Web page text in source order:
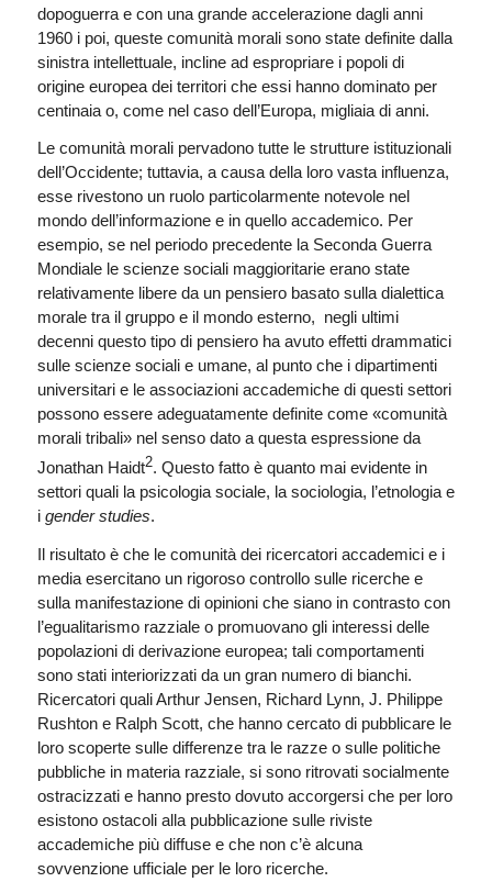
dopoguerra e con una grande accelerazione dagli anni
1960 i poi, queste comunità morali sono state definite dalla
sinistra intellettuale, incline ad espropriare i popoli di
origine europea dei territori che essi hanno dominato per
centinaia o, come nel caso dell’Europa, migliaia di anni.
Le comunità morali pervadono tutte le strutture istituzionali
dell’Occidente; tuttavia, a causa della loro vasta influenza,
esse rivestono un ruolo particolarmente notevole nel
mondo dell’informazione e in quello accademico. Per
esempio, se nel periodo precedente la Seconda Guerra
Mondiale le scienze sociali maggioritarie erano state
relativamente libere da un pensiero basato sulla dialettica
morale tra il gruppo e il mondo esterno, negli ultimi
decenni questo tipo di pensiero ha avuto effetti drammatici
sulle scienze sociali e umane, al punto che i dipartimenti
universitari e le associazioni accademiche di questi settori
possono essere adeguatamente definite come «comunità
morali tribali» nel senso dato a questa espressione da
Jonathan Haidt2. Questo fatto è quanto mai evidente in
settori quali la psicologia sociale, la sociologia, l’etnologia e
i gender studies.
Il risultato è che le comunità dei ricercatori accademici e i
media esercitano un rigoroso controllo sulle ricerche e
sulla manifestazione di opinioni che siano in contrasto con
l’egualitarismo razziale o promuovano gli interessi delle
popolazioni di derivazione europea; tali comportamenti
sono stati interiorizzati da un gran numero di bianchi.
Ricercatori quali Arthur Jensen, Richard Lynn, J. Philippe
Rushton e Ralph Scott, che hanno cercato di pubblicare le
loro scoperte sulle differenze tra le razze o sulle politiche
pubbliche in materia razziale, si sono ritrovati socialmente
ostracizzati e hanno presto dovuto accorgersi che per loro
esistono ostacoli alla pubblicazione sulle riviste
accademiche più diffuse e che non c’è alcuna
sovvenzione ufficiale per le loro ricerche.